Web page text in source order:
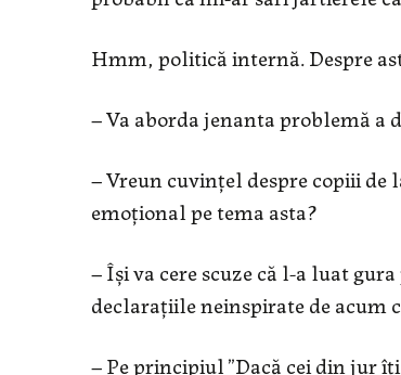
Hmm, politică internă. Despre
– Va aborda jenanta problemă
– Vreun cuvințel despre copiii
emoțional pe tema asta?
– Își va cere scuze că l-a luat
declarațiile neinspirate de acum
– Pe principiul ”Dacă cei din jur